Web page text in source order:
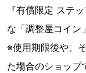
『有償限定 ステ
な「調整屋コイン
※使用期限後や、
た場合のショップ